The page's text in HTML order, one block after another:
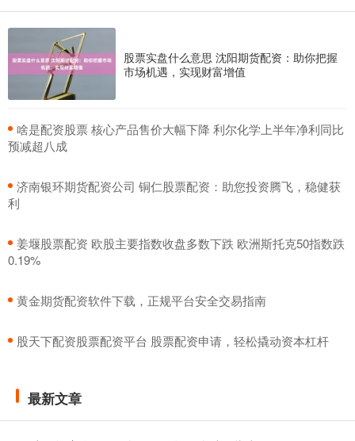
股票实盘什么意思 沈阳期货配资：助你把握
市场机遇，实现财富增值
​啥是配资股票 核心产品售价大幅下降 利尔化学上半年净利同比
预减超八成
​济南银环期货配资公司 铜仁股票配资：助您投资腾飞，稳健获
利
​姜堰股票配资 欧股主要指数收盘多数下跌 欧洲斯托克50指数跌
0.19%
​黄金期货配资软件下载，正规平台安全交易指南
​股天下配资股票配资平台 股票配资申请，轻松撬动资本杠杆
最新文章